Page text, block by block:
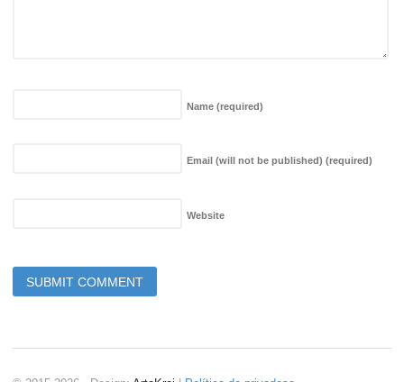
Name (required)
Email (will not be published) (required)
Website